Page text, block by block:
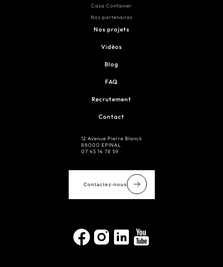
Casa Container
Nos partenaires
Nos projets
Vidéos
Blog
FAQ
Recrutement
Contact
12 Avenue Pierre Blanck
88000 EPINAL
07 45 14 78 59
Contactez-nous